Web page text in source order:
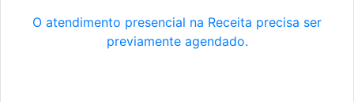
O atendimento presencial na Receita precisa ser
previamente agendado.